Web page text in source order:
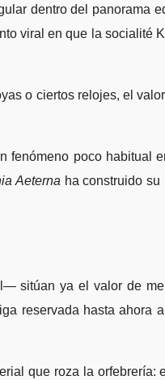
dentro del panorama
viral en que la socialité
o ciertos relojes, el
poco habitual
Aeterna ha construido
sitúan ya el valor de
reservada hasta ahora
que roza la orfebrería: